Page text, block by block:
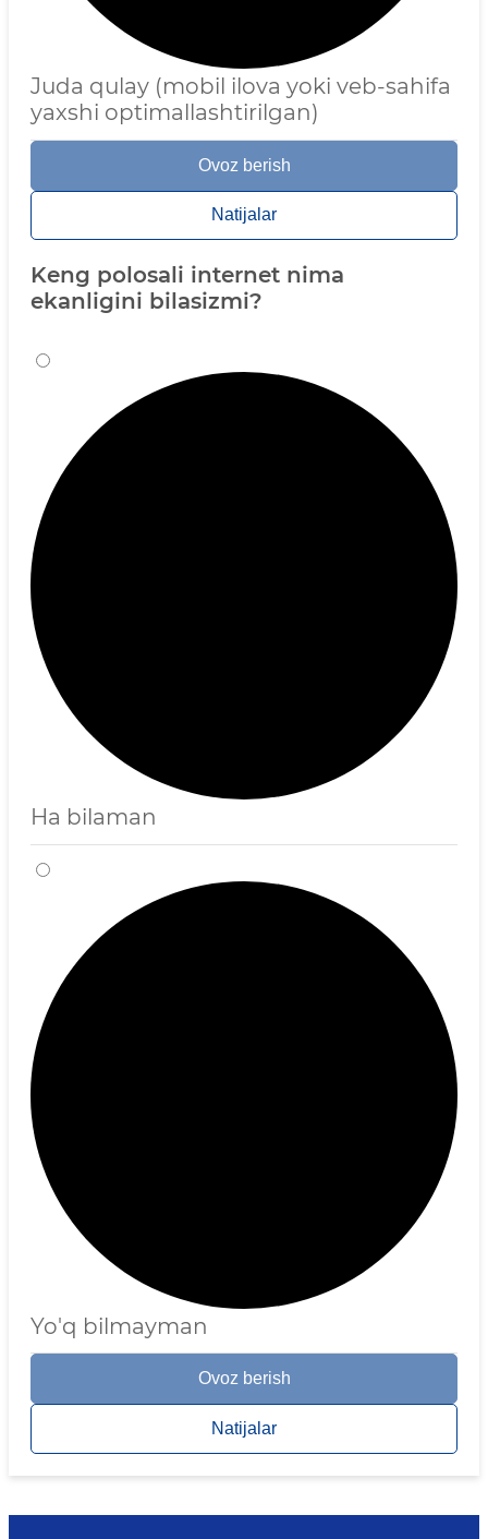
Juda qulay (mobil ilova yoki veb-sahifa
yaxshi optimallashtirilgan)
Ovoz berish
Natijalar
Keng polosali internet nima
ekanligini bilasizmi?
Ha bilaman
Yo'q bilmayman
Ovoz berish
Natijalar